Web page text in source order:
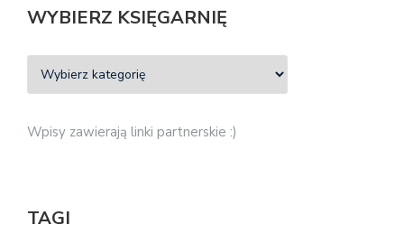
WYBIERZ KSIĘGARNIĘ
Wpisy zawierają linki partnerskie :)
TAGI